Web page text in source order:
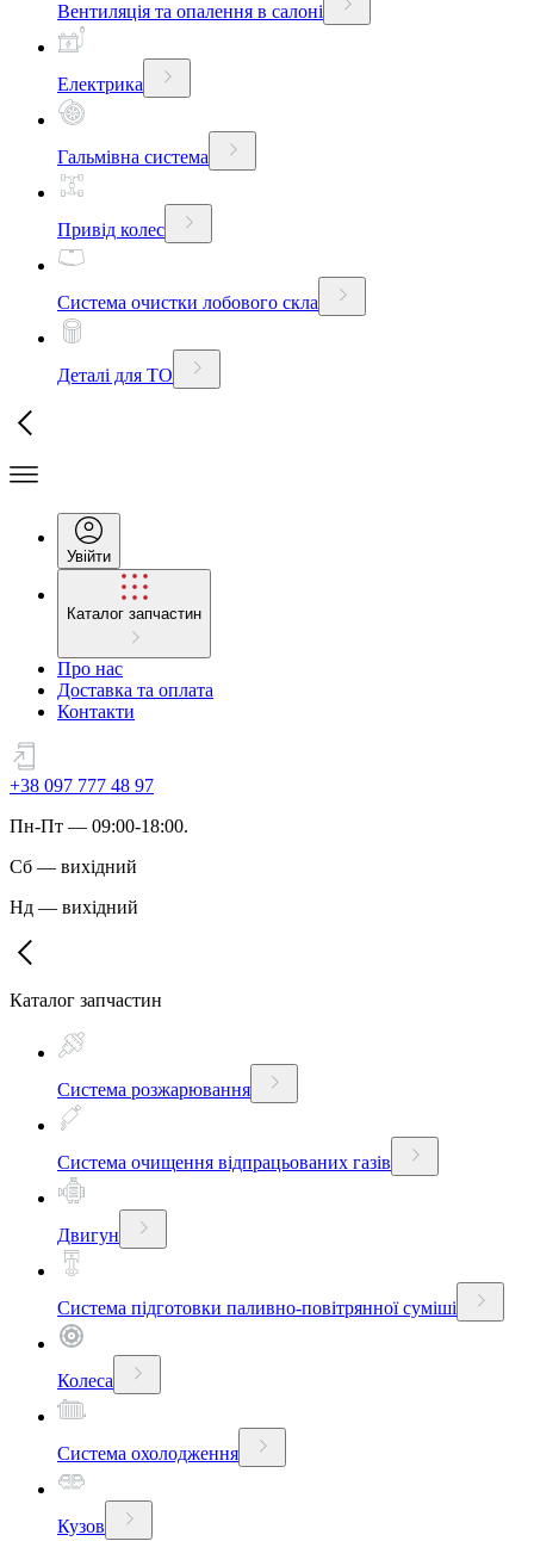
Вентиляція та опалення в салоні
Електрика
Гальмівна система
Привід колес
Система очистки лобового скла
Деталі для ТО
Увійти
Каталог запчастин
Про нас
Доставка та оплата
Контакти
+38 097 777 48 97
Пн-Пт — 09:00-18:00.
Сб — вихідний
Нд — вихідний
Каталог запчастин
Система розжарювання
Система очищення відпрацьованих газів
Двигун
Система підготовки паливно-повітрянної суміші
Колеса
Система охолодження
Кузов